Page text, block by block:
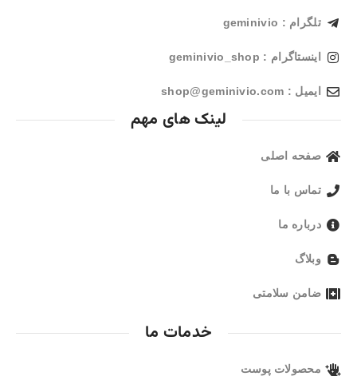
تلگرام : geminivio
اینستاگرام : geminivio_shop
ایمیل : shop@geminivio.com​
لینک های مهم
صفحه اصلی
تماس با ما
درباره ما
وبلاگ
ضامن سلامتی
خدمات ما
محصولات پوست